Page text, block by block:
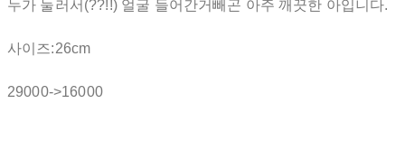
누가 눌러서(??!!) 얼굴 들어간거빼곤 아주 깨끗한 아입니다.
사이즈:26cm
29000->16000